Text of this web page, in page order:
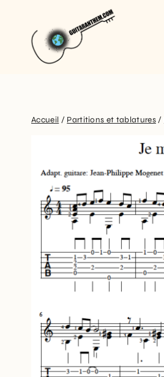
Accueil / Partitions et tablatures /